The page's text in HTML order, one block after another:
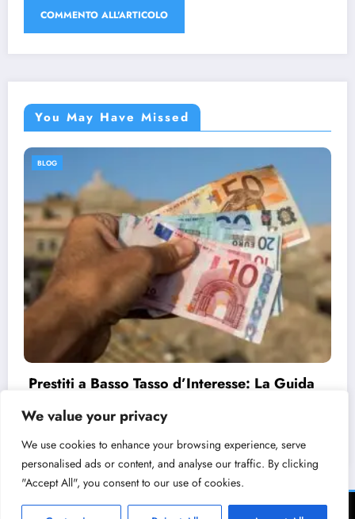
We value your privacy
We use cookies to enhance your browsing experience, serve
personalised ads or content, and analyse our traffic. By clicking
"Accept All", you consent to our use of cookies.
You May Have Missed
BLOG
Prestiti a Basso Tasso d’Interesse: La Guida
11/08/2024 admin